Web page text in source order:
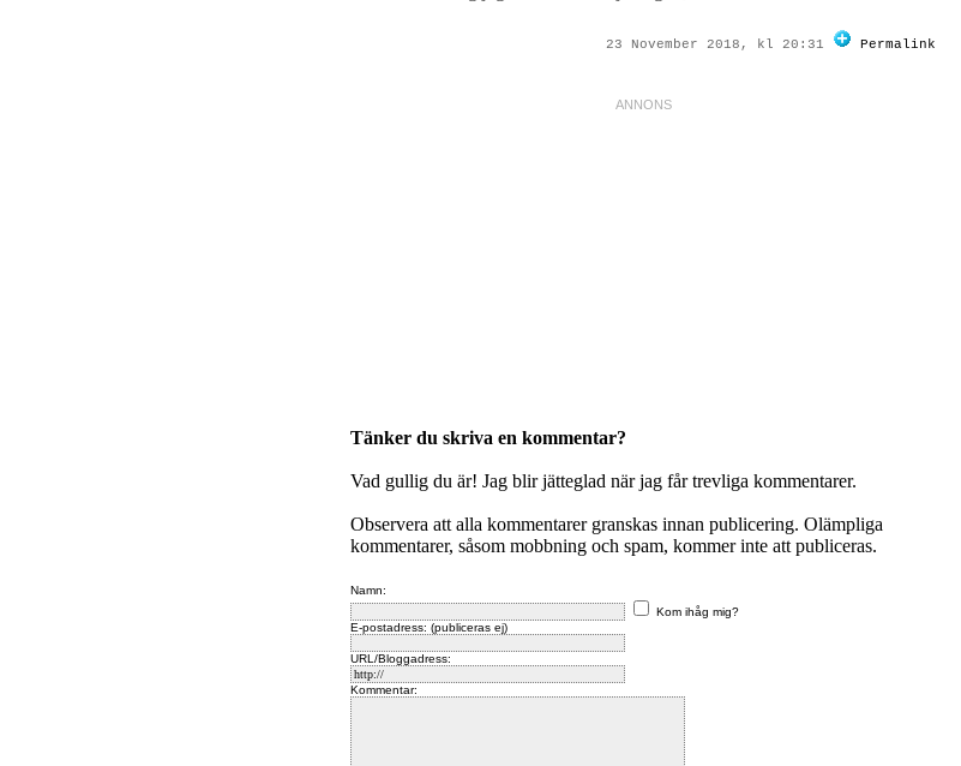
23 November 2018, kl 20:31 Permalink
Tänker du skriva en kommentar?
Vad gullig du är! Jag blir jätteglad när jag får trevliga kommentarer.
Observera att alla kommentarer granskas innan publicering. Olämpliga
kommentarer, såsom mobbning och spam, kommer inte att publiceras.
Namn:
Kom ihåg mig?
E-postadress: (publiceras ej)
URL/Bloggadress:
Kommentar: